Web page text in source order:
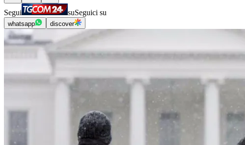
Segui suSeguici su
whatsapp discover